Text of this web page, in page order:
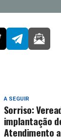
A SEGUIR
Sorriso:
implantação
Atendimento